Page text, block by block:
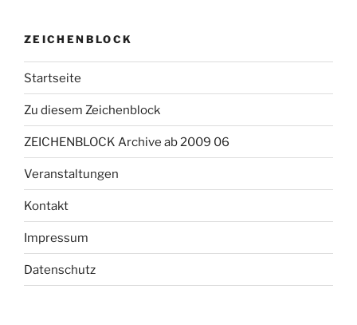
ZEICHENBLOCK
Startseite
Zu diesem Zeichenblock
ZEICHENBLOCK Archive ab 2009 06
Veranstaltungen
Kontakt
Impressum
Datenschutz